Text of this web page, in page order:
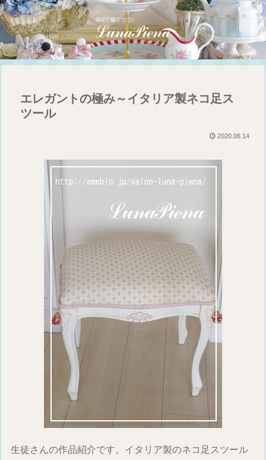
エレガントの極み～イタリア製ネコ足ス
ツール
2020.06.14
生徒さんの作品紹介です。イタリア製のネコ足スツール